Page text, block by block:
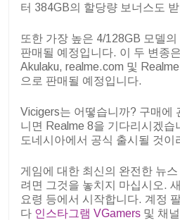
터 384GB의 할당량 보너스도
또한 가장 높은 4/128GB 모델
판매될 예정입니다. 이 두 변종
Akulaku, realme.com 및
으로 판매될 예정입니다.
Vicigers는 어떻습니까? 구매에
니면 Realme 8을 기다리시겠습
도네시아에서 공식 출시될 것이
게임에 대한 최신의 완전한 뉴
려면 그것을 놓치지 마십시오.
요령 등에서 시작합니다. 계정
다 인스타그램 VGamers 및 채널